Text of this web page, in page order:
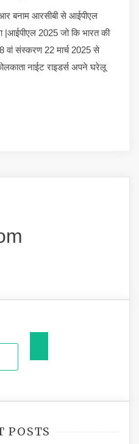
बनाम आरसीबी से आईपीएल
|आईपीएल 2025 जो कि भारत की
वां संस्करण 22 मार्च 2025 से
नाईट राइडर्स अपने घरेलू
POSTS